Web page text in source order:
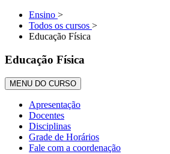
Ensino >
Todos os cursos >
Educação Física
Educação Física
MENU DO CURSO
Apresentação
Docentes
Disciplinas
Grade de Horários
Fale com a coordenação